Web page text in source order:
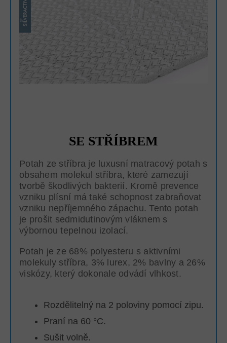
SE STŘÍBREM
Potah ze stříbra je luxusní matracový potah s
obsahem molekul stříbra, které zamezují
tvorbě škodlivých bakterií. Kromě prevence
vzniku plísní má také schopnost zabraňovat
vzniku nepříjemného zápachu. Tento potah
je prošit sedmidutinovým vláknem s
výbornou tepelnou izolací.
Potah je ze 68% polyesteru s aktivními
molekuly stříbra, 3% lurex, 2% bavlny a 26%
viskózy, který dokonale odvádí vlhkost.
Rozdělitelný na 2 poloviny pomocí zipu.
Praní na 60 °C.
Sušit volně.